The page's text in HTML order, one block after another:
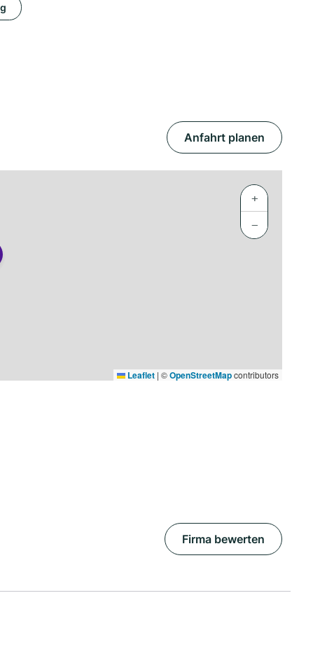
Anfahrt planen
+
−
Leaflet | ©OpenStreetMapcontributors
Firma bewerten